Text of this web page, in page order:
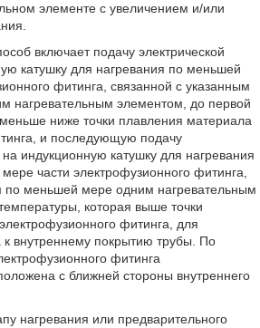
элементе с увеличением и/или
включает подачу электрической
катушку для нагревания по меньшей
фитинга, связанной с указанным
нагревательным элементом, до первой
ниже точки плавления материала
и последующую подачу
на индукционную катушку для нагревания
части электрофузионного фитинга,
по меньшей мере одним нагревательным
которая выше точки
фитинга, для
к внутреннему покрытию трубы. По
фитинга
с ближней стороны внутреннего
нагревания или предварительного